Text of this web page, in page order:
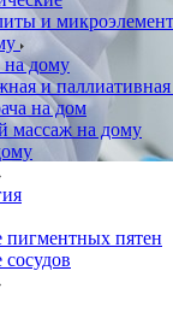
и
дому
и
на дом
массаж на дому
пигментных пятен
сосудов